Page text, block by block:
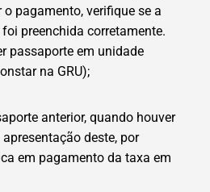
o pagamento, verifique se a
preenchida corretamente.
passaporte em unidade
na GRU);
anterior, quando houver
deste, por
em pagamento da taxa em